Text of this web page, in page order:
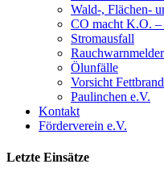
Wald-, Flächen-
CO macht K.O.
Stromausfall
Rauchwarnmelder
Ölunfälle
Vorsicht
Paulinchen e.V.
Kontakt
Förderverein e.V.
Letzte Einsätze